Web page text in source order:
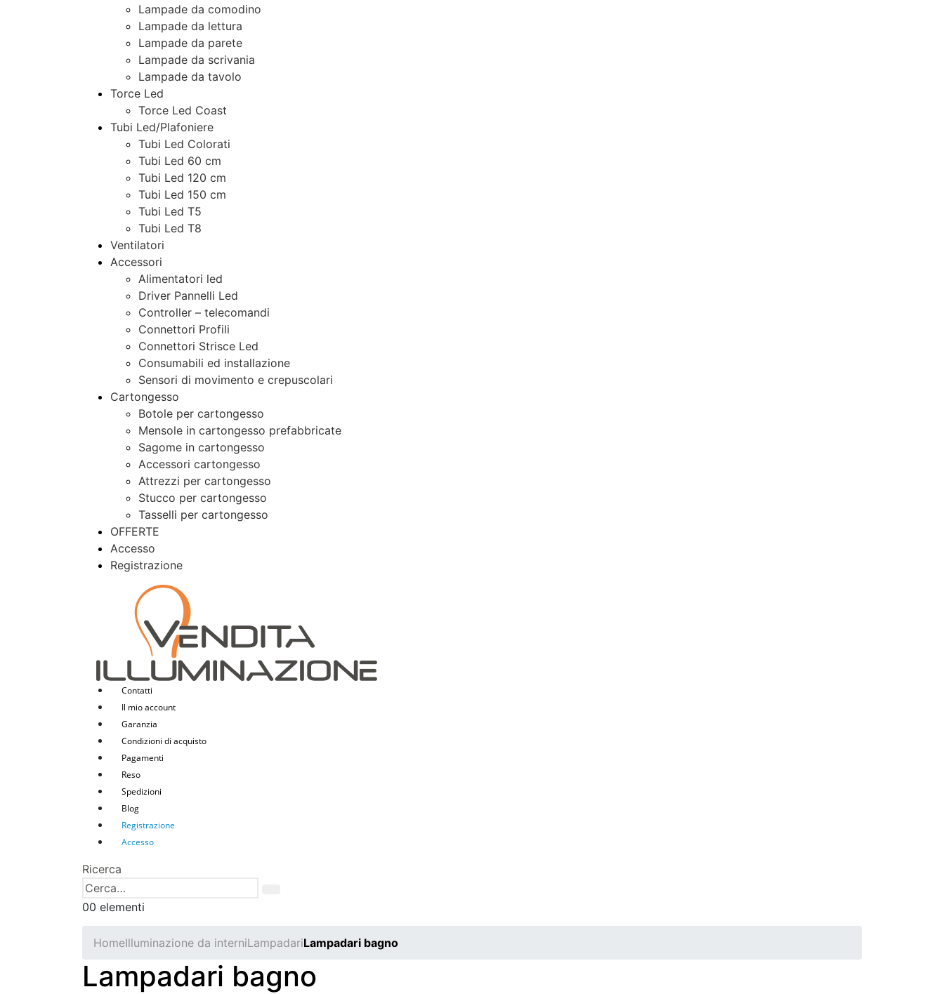
Lampade da comodino
Lampade da lettura
Lampade da parete
Lampade da scrivania
Lampade da tavolo
Torce Led
Torce Led Coast
Tubi Led/Plafoniere
Tubi Led Colorati
Tubi Led 60 cm
Tubi Led 120 cm
Tubi Led 150 cm
Tubi Led T5
Tubi Led T8
Ventilatori
Accessori
Alimentatori led
Driver Pannelli Led
Controller – telecomandi
Connettori Profili
Connettori Strisce Led
Consumabili ed installazione
Sensori di movimento e crepuscolari
Cartongesso
Botole per cartongesso
Mensole in cartongesso prefabbricate
Sagome in cartongesso
Accessori cartongesso
Attrezzi per cartongesso
Stucco per cartongesso
Tasselli per cartongesso
OFFERTE
Accesso
Registrazione
Contatti
Il mio account
Garanzia
Condizioni di acquisto
Pagamenti
Reso
Spedizioni
Blog
Registrazione
Accesso
Ricerca
00 elementi
HomeIlluminazione da interniLampadariLampadari bagno
Lampadari bagno